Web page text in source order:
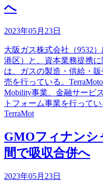
へ
2023年05月23日
大阪ガス株式会社（9532
港区）と、資本業務提携
は、ガスの製造・供給・
売を行っている。
Mobility事業、金融サービ
トフォーム事業を行って
TerraMot
GMOフィナンシ
間で吸収合併へ
2023年05月23日